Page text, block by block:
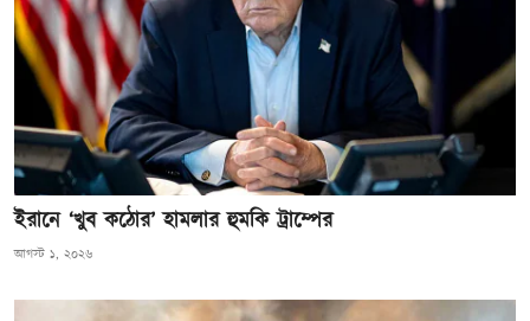
ইরানে ‘খুব কঠোর’ হামলার হুমকি ট্রাম্পের
আগস্ট ১, ২০২৬